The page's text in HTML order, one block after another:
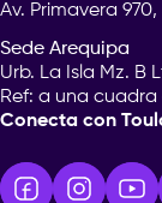
Av. Primavera
Sede Arequipa
Urb. La Isla Mz. B
Ref: a una
Conecta con